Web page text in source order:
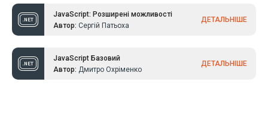
JavaScript: Розширені можливості
Автор: Сергій Патьоха
ДЕТАЛЬНІШЕ
JavaScript Базовий
Автор: Дмитро Охріменко
ДЕТАЛЬНІШЕ